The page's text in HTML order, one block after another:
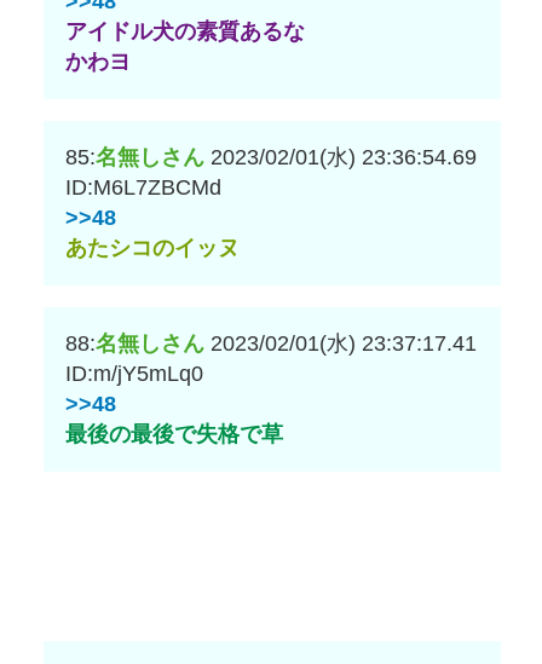
アイドル犬の素質あるな
かわヨ
85:名無しさん 2023/02/01(水) 23:36:54.69
ID:M6L7ZBCMd
>>48
あたシコのイッヌ
88:名無しさん 2023/02/01(水) 23:37:17.41
ID:m/jY5mLq0
>>48
最後の最後で失格で草